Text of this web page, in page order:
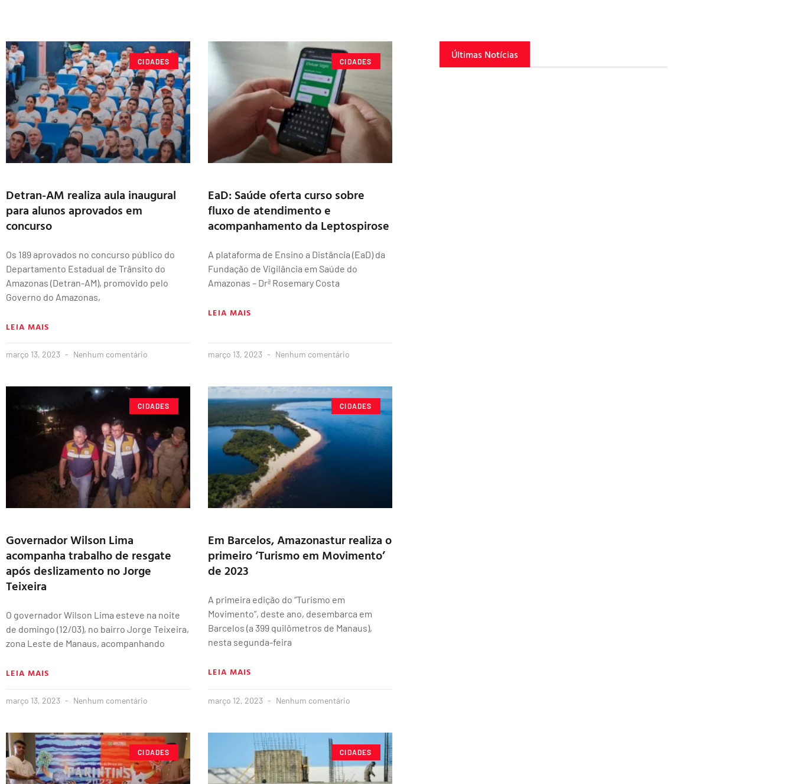
CIDADES
Detran-AM realiza aula inaugural
para alunos aprovados em
concurso
Os 189 aprovados no concurso público do
Departamento Estadual de Trânsito do
Amazonas (Detran-AM), promovido pelo
Governo do Amazonas,
LEIA MAIS
março 13, 2023 Nenhum comentário
CIDADES
EaD: Saúde oferta curso sobre
fluxo de atendimento e
acompanhamento da Leptospirose
A plataforma de Ensino a Distância (EaD) da
Fundação de Vigilância em Saúde do
Amazonas – Drª Rosemary Costa
LEIA MAIS
março 13, 2023 Nenhum comentário
CIDADES
Governador Wilson Lima
acompanha trabalho de resgate
após deslizamento no Jorge
Teixeira
O governador Wilson Lima esteve na noite
de domingo (12/03), no bairro Jorge Teixeira,
zona Leste de Manaus, acompanhando
LEIA MAIS
março 13, 2023 Nenhum comentário
CIDADES
Em Barcelos, Amazonastur realiza o
primeiro ‘Turismo em Movimento’
de 2023
A primeira edição do “Turismo em
Movimento”, deste ano, desembarca em
Barcelos (a 399 quilômetros de Manaus),
nesta segunda-feira
LEIA MAIS
março 12, 2023 Nenhum comentário
CIDADES CIDADES
Últimas Notícias